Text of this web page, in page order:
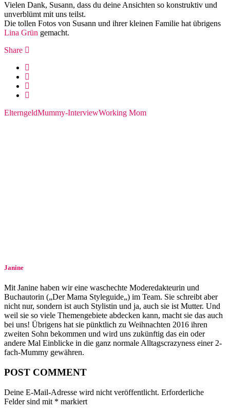
Vielen Dank, Susann, dass du deine Ansichten so konstruktiv und
unverblümt mit uns teilst.
Die tollen Fotos von Susann und ihrer kleinen Familie hat übrigens
Lina Grün gemacht.
Share
ElterngeldMummy-InterviewWorking Mom
Janine
Mit Janine haben wir eine waschechte Moderedakteurin und
Buchautorin („Der Mama Styleguide„) im Team. Sie schreibt aber
nicht nur, sondern ist auch Stylistin und ja, auch sie ist Mutter. Und
weil sie so viele Themengebiete abdecken kann, macht sie das auch
bei uns! Übrigens hat sie pünktlich zu Weihnachten 2016 ihren
zweiten Sohn bekommen und wird uns zukünftig das ein oder
andere Mal Einblicke in die ganz normale Alltagscrazyness einer 2-
fach-Mummy gewähren.
POST COMMENT
Deine E-Mail-Adresse wird nicht veröffentlicht. Erforderliche
Felder sind mit * markiert